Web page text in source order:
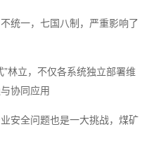
统一，七国八制，严重影响了
”林立，不仅各系统独立部署维
协同应用
安全问题也是一大挑战，煤矿